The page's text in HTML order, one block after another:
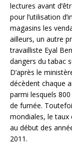
lectures avant
pour l’utilisation
magasins les
ailleurs, un autre
travailliste Eyal
dangers du tabac
D’après le
décèdent chaque
parmi lesquels
de fumée.
mondiales, le taux
au début des
2011.